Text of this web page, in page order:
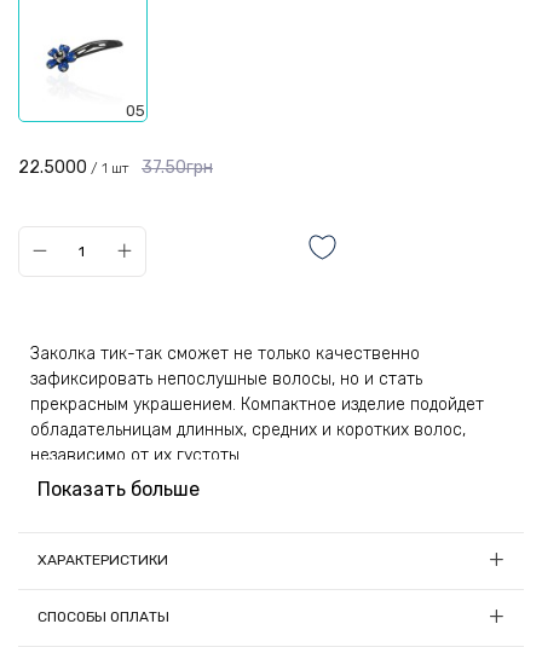
05
37.50грн
22.5000 / 1 шт
Заколка тик-так сможет не только качественно
зафиксировать непослушные волосы, но и стать
прекрасным украшением. Компактное изделие подойдет
обладательницам длинных, средних и коротких волос,
независимо от их густоты.
укладке, сделав ее очень привлекательной и
переливаются на ярком свету. Подобный аксессуар будет
Показать больше
ХАРАКТЕРИСТИКИ
Длина, см: 6.2
СПОСОБЫ ОПЛАТЫ